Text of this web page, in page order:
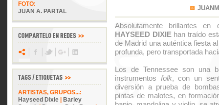
FOTO:
JUAN A. PARTAL
ARTISTAS, GRUPOS...:
Hayseed Dixie
Barley
Absolutamente brillantes en
HAYSEED DIXIEhan traído
de Madrid una auténtica fiesta
profunda, pero transportada
Los de Tennessee son una
instrumentos folk, con un
diversión a prueba de
pintas de malotes, en